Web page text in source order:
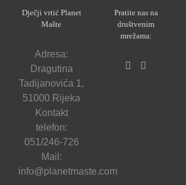
Dječji vrtić Planet
Mašte
Adresa:
Dragutina
Tadijanovića 1,
51000 Rijeka
Kontakt
telefon:
051/246-726
Mail:
info@planetmaste.com
Pratite nas na
društvenim
mrežama: